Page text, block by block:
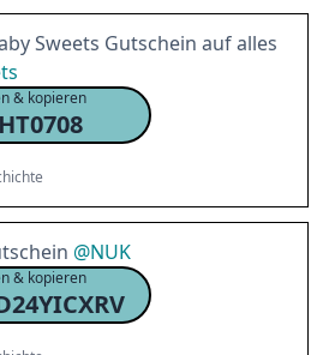
Sweets Gutschein auf alles
& kopieren
@NUK
& kopieren